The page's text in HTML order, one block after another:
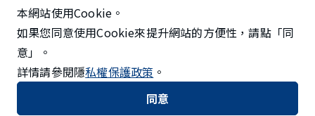
成田國際機場由NAA營運。
©NARITA INTERNATIONAL AIRPORT CORPORATION
5-STAR AIRPORT
本網站使用Cookie。
如果您同意使用Cookie來提升網站的方便性，請點「同
意」。
詳情請參閱隱私權保護政策 。
同意